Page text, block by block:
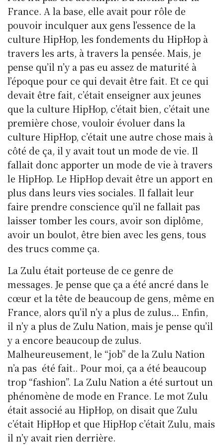
France. A la base, elle avait pour rôle de
pouvoir inculquer aux gens l’essence de la
culture HipHop, les fondements du HipHop à
travers les arts, à travers la pensée. Mais, je
pense qu’il n’y a pas eu assez de maturité à
l’époque pour ce qui devait être fait. Et ce qui
devait être fait, c’était enseigner aux jeunes
que la culture HipHop, c’était bien, c’était une
première chose, vouloir évoluer dans la
culture HipHop, c’était une autre chose mais à
côté de ça, il y avait tout un mode de vie. Il
fallait donc apporter un mode de vie à travers
le HipHop. Le HipHop devait être un apport en
plus dans leurs vies sociales. Il fallait leur
faire prendre conscience qu’il ne fallait pas
laisser tomber les cours, avoir son diplôme,
avoir un boulot, être bien avec les gens, tous
des trucs comme ça.
La Zulu était porteuse de ce genre de
messages. Je pense que ça a été ancré dans le
cœur et la tête de beaucoup de gens, même en
France, alors qu’il n’y a plus de zulus… Enfin,
il n’y a plus de Zulu Nation, mais je pense qu’il
y a encore beaucoup de zulus.
Malheureusement, le “job” de la Zulu Nation
n’a pas été fait.. Pour moi, ça a été beaucoup
trop “fashion”. La Zulu Nation a été surtout un
phénomène de mode en France. Le mot Zulu
était associé au HipHop, on disait que Zulu
c’était HipHop et que HipHop c’était Zulu, mais
il n’y avait rien derrière.